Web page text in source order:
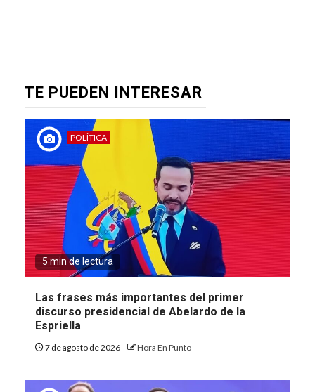
TE PUEDEN INTERESAR
POLÍTICA
5 min de lectura
Las frases más importantes del primer
discurso presidencial de Abelardo de la
Espriella
7 de agosto de 2026 Hora En Punto